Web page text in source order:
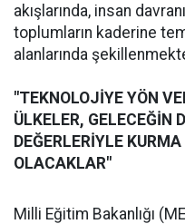
akışlarında, insan
toplumların kaderine
alanlarında
"TEKNOLOJİYE YÖN
ÜLKELER, GELECEĞİN
DEĞERLERİYLE
OLACAKLAR"
Milli Eğitim Bakanlığı